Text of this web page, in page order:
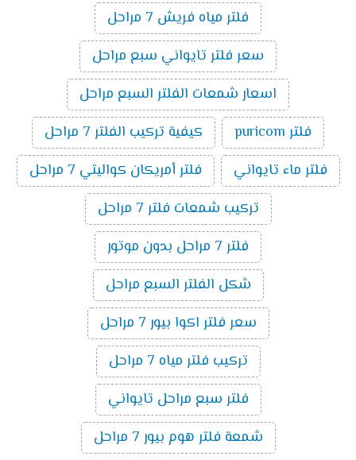
فلتر مياه فريش 7 مراحل
سعر فلتر تايواني سبع مراحل
اسعار شمعات الفلتر السبع مراحل
فلتر puricom
كيفية تركيب الفلتر 7 مراحل
فلتر ماء تايواني
فلتر أمريكان كواليتي 7 مراحل
تركيب شمعات فلتر 7 مراحل
فلتر 7 مراحل بدون موتور
شكل الفلتر السبع مراحل
سعر فلتر اكوا بيور 7 مراحل
تركيب فلتر مياه 7 مراحل
فلتر سبع مراحل تايواني
شمعة فلتر هوم بيور 7 مراحل